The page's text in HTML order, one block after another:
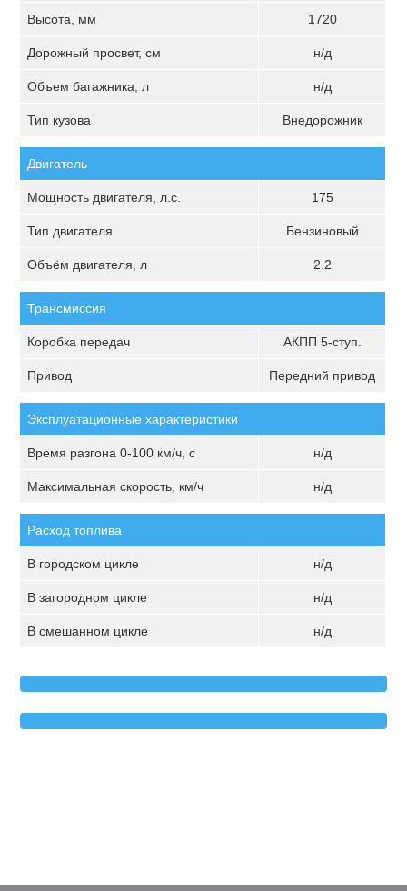
Высота, мм 1720
Дорожный просвет, см н/д
Объем багажника, л н/д
Тип кузова Внедорожник
Двигатель
Мощность двигателя, л.с. 175
Тип двигателя Бензиновый
Объём двигателя, л 2.2
Трансмиссия
Коробка передач АКПП 5-ступ.
Привод Передний привод
Эксплуатационные характеристики
Время разгона 0-100 км/ч, с н/д
Максимальная скорость, км/ч н/д
Расход топлива
В городском цикле н/д
В загородном цикле н/д
В смешанном цикле н/д